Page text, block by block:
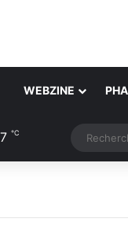
WEBZINE
℃ ArticleSwitch